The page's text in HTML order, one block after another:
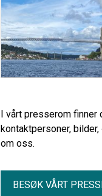
I vårt presserom finner
kontaktpersoner,
om oss.
BESØK VÅRT